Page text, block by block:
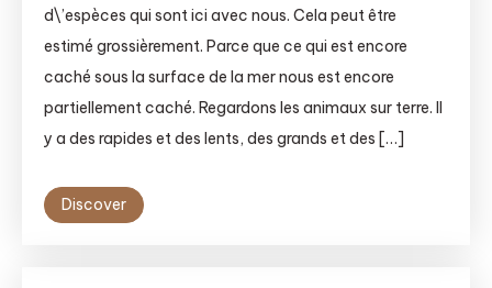
d\’espèces qui sont ici avec nous. Cela peut être
estimé grossièrement. Parce que ce qui est encore
caché sous la surface de la mer nous est encore
partiellement caché. Regardons les animaux sur terre. Il
y a des rapides et des lents, des grands et des […]
Discover